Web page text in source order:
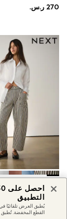
Shirts
New In
Dresses
Dresses
Dresses
100% Cotton Dresses
Robes
Tights
Clogs
أسود/أبيض مقلم -
بجيوب مزدوجة
التطبيق
القطع المخفضة.